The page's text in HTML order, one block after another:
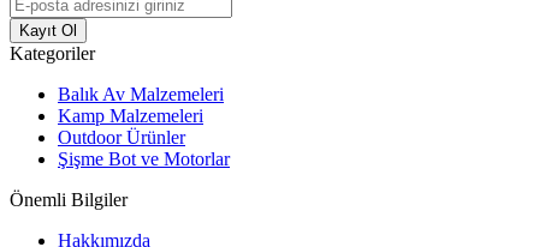
Kayıt Ol
Kategoriler
Balık Av Malzemeleri
Kamp Malzemeleri
Outdoor Ürünler
Şişme Bot ve Motorlar
Önemli Bilgiler
Hakkımızda